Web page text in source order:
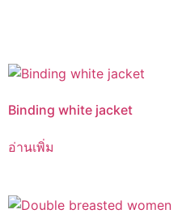
Binding white jacket
อ่านเพิ่ม